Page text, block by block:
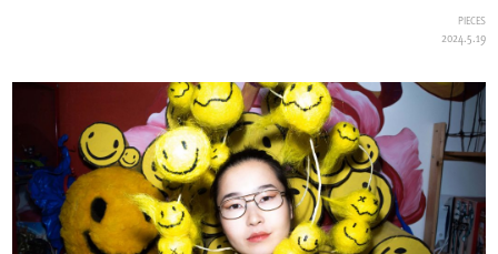
PIECES
2024.5.19